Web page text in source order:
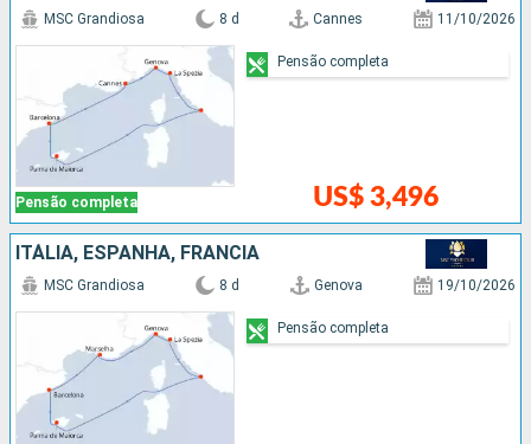
Pensão completa
MSC Grandiosa 8 d Cannes 11/10/2026
US$ 3,496
Pensão completa
ITÁLIA, ESPANHA, FRANCIA
MSC Grandiosa 8 d Genova 19/10/2026
Pensão completa